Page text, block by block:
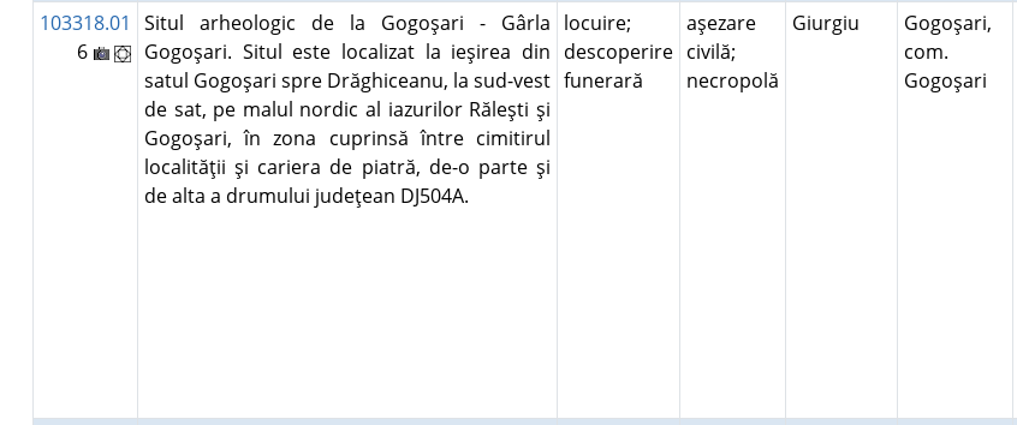
103318.01
6
Situl arheologic de la Gogoşari - Gârla
Gogoşari. Situl este localizat la ieşirea din
satul Gogoşari spre Drăghiceanu, la sud-vest
de sat, pe malul nordic al iazurilor Răleşti şi
Gogoşari, în zona cuprinsă între cimitirul
localităţii şi cariera de piatră, de-o parte şi
de alta a drumului judeţean DJ504A.
locuire;
descoperire
funerară
aşezare
civilă;
necropolă
Giurgiu
Gogoşari,
com.
Gogoşari